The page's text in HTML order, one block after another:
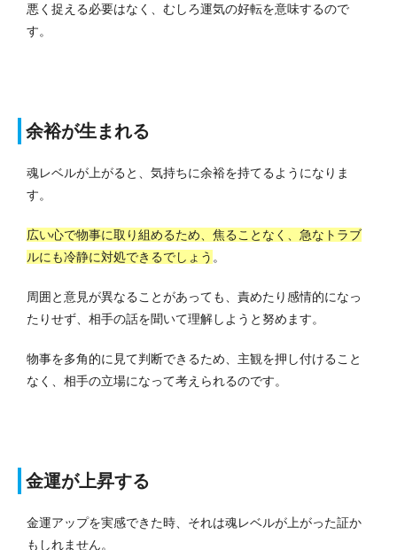
悪く捉える必要はなく、むしろ運気の好転を意味するので
す。
余裕が生まれる
魂レベルが上がると、気持ちに余裕を持てるようになりま
す。
広い心で物事に取り組めるため、焦ることなく、急なトラブ
ルにも冷静に対処できるでしょう 。
周囲と意見が異なることがあっても、責めたり感情的になっ
たりせず、相手の話を聞いて理解しようと努めます。
物事を多角的に見て判断できるため、主観を押し付けること
なく、相手の立場になって考えられるのです。
金運が上昇する
金運アップを実感できた時、それは魂レベルが上がった証か
もしれません。